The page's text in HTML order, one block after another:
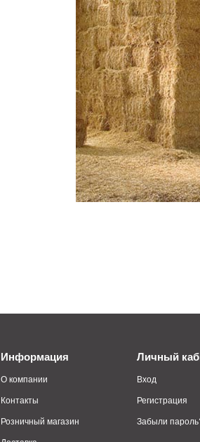
Информация
О компании
Контакты
Розничный магазин
Личный
Вход
Регистрация
Забыли